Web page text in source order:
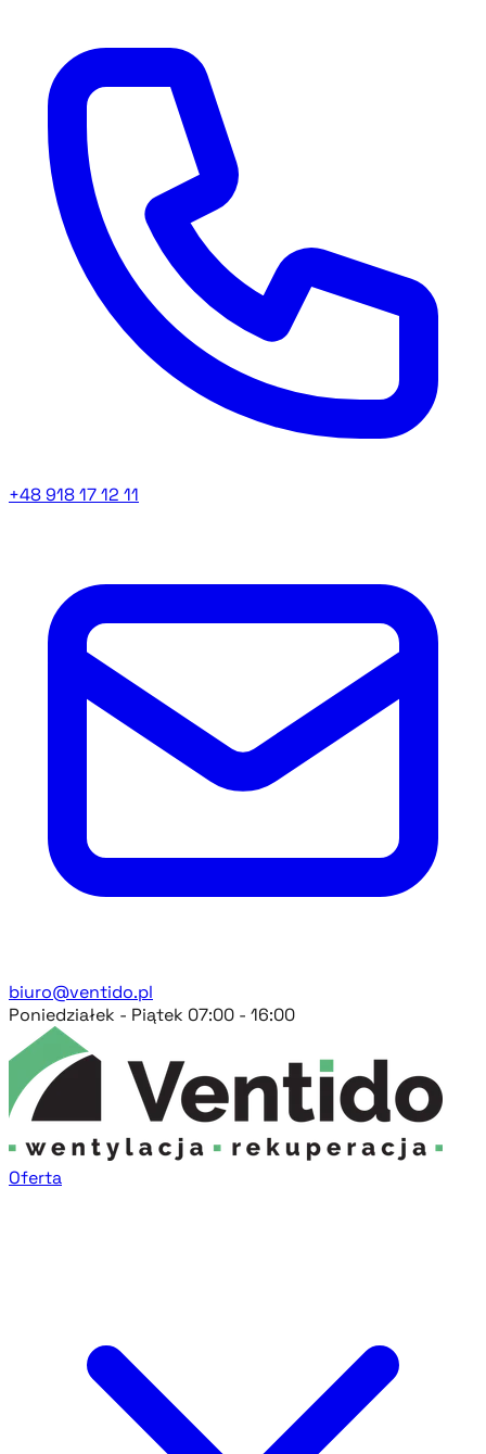
+48 918 17 12 11
biuro@ventido.pl
Poniedziałek - Piątek 07:00 - 16:00
Oferta